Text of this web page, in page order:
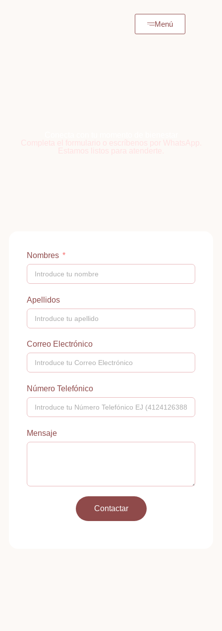
Menú
Completa el formulario o escríbenos por WhatsApp.
Estamos listos para atenderte.
Nombres
Apellidos
Correo Electrónico
Número Telefónico
Mensaje
Contactar